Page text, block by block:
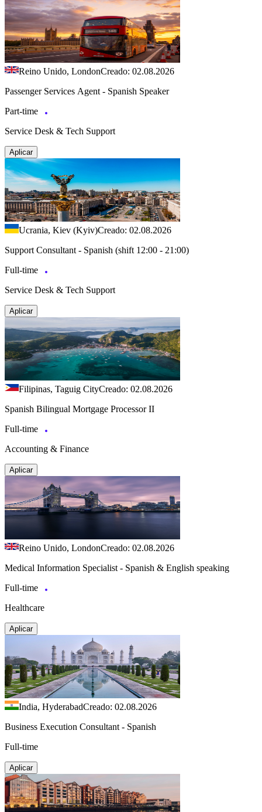
Reino Unido, LondonCreado: 02.08.2026
Passenger Services Agent - Spanish Speaker
Part-time
Service Desk & Tech Support
Aplicar
Ucrania, Kiev (Kyiv)Creado: 02.08.2026
Support Consultant - Spanish (shift 12:00 - 21:00)
Full-time
Service Desk & Tech Support
Aplicar
Filipinas, Taguig CityCreado: 02.08.2026
Spanish Bilingual Mortgage Processor II
Full-time
Accounting & Finance
Aplicar
Reino Unido, LondonCreado: 02.08.2026
Medical Information Specialist - Spanish & English speaking
Full-time
Healthcare
Aplicar
India, HyderabadCreado: 02.08.2026
Business Execution Consultant - Spanish
Full-time
Aplicar